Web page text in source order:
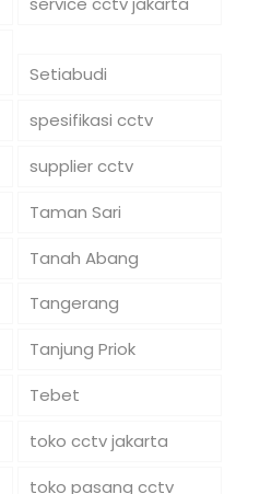
Setiabudi
spesifikasi cctv
supplier cctv
Taman Sari
Tanah Abang
Tangerang
Tanjung Priok
Tebet
toko cctv jakarta
toko pasang cctv